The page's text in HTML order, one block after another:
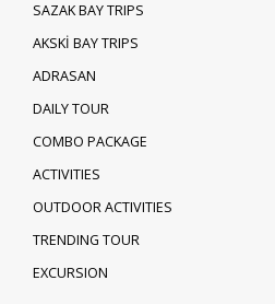
SAZAK BAY TRIPS
AKSKİ BAY TRIPS
ADRASAN
DAILY TOUR
COMBO PACKAGE
ACTIVITIES
OUTDOOR ACTIVITIES
TRENDING TOUR
EXCURSION